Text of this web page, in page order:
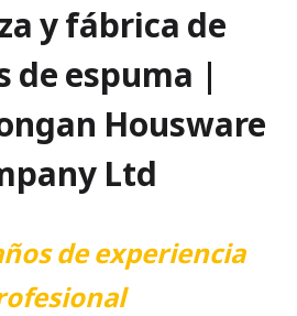
y fábrica de
de espuma |
Housware
Ltd
de experiencia